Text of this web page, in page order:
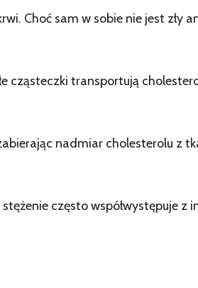
Choć sam w sobie nie jest zły
cząsteczki transportują
nadmiar cholesterolu z
często współwystępuje z